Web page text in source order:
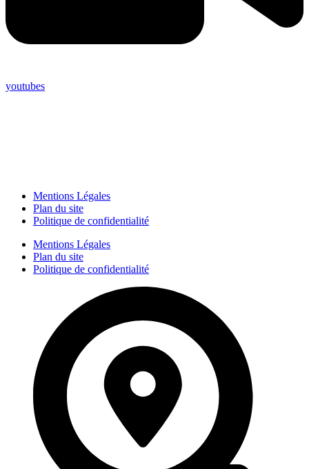
youtubes
Mentions Légales
Plan du site
Politique de confidentialité
Mentions Légales
Plan du site
Politique de confidentialité